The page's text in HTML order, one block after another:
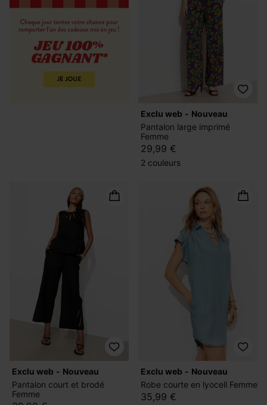
exclu web
nouveau
Pantalon large imprimé
Femme
29,99 €
2 couleurs
exclu web
nouveau
Pantalon court et brodé
Femme
exclu web
nouveau
Robe courte en lyocell Femme
35,99 €